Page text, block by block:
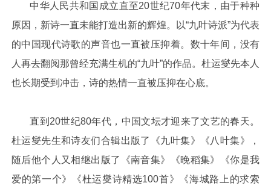
中华人民共和国成立直至20世纪70年代末，由于种种
原因，新诗一直未能打造出新的辉煌。以“九叶诗派”为代表
的中国现代诗歌的声音也一直被压抑着。数十年间，没有
人再去翻阅那曾经充满生机的“九叶”的作品。杜运燮先本人
也长期受到冲击，诗的热情一直被压抑在心底。
直到20世纪80年代，中国文坛才迎来了文艺的春天。
杜运燮先生和诗友们合辑出版了《九叶集》《八叶集》，
随后他个人又相继出版了《南音集》《晚稻集》《你是我
爱的第一个》《杜运燮诗精选100首》《海城路上的求索